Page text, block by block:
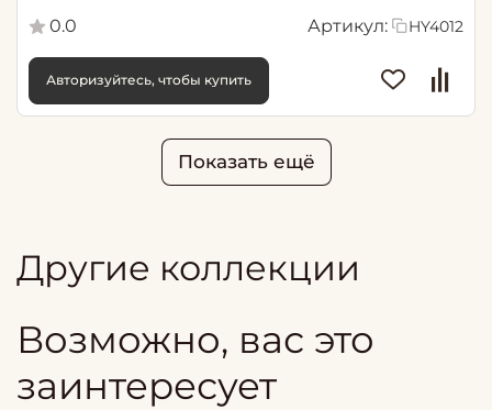
0.0
Артикул: HY4012
Авторизуйтесь, чтобы купить
Показать ещё
Другие коллекции
Возможно, вас это
заинтересует